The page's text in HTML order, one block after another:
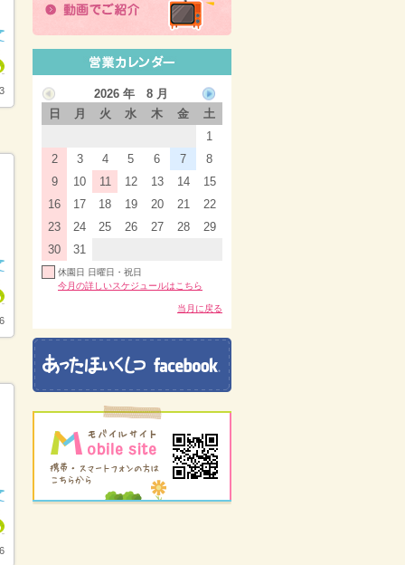
2026 年 8 月
日
月 火 水 木 金
土
1
2
3 4 5 6 7
8
9
10 11 12 13 14
15
16
17 18 19 20 21
22
23
24 25 26 27 28
29
30
31
休園日 日曜日・祝日
今月の詳しいスケジュールはこちら
当月に戻る